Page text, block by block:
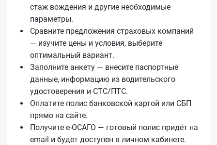
стаж вождения и другие необходимые
параметры.
Сравните предложения страховых компаний
— изучите цены и условия, выберите
оптимальный вариант.
Заполните анкету — внесите паспортные
данные, информацию из водительского
удостоверения и СТС/ПТС.
Оплатите полис банковской картой или СБП
прямо на сайте.
Получите е‑ОСАГО — готовый полис придёт на
email и будет доступен в личном кабинете.